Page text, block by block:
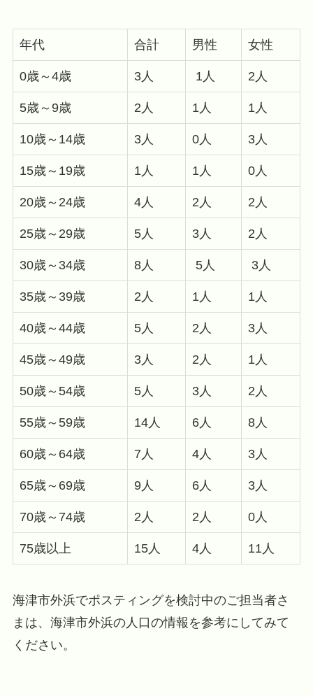
年代 合計 男性 女性
0歳～4歳 3人 1人 2人
5歳～9歳 2人 1人 1人
10歳～14歳 3人 0人 3人
15歳～19歳 1人 1人 0人
20歳～24歳 4人 2人 2人
25歳～29歳 5人 3人 2人
30歳～34歳 8人 5人 3人
35歳～39歳 2人 1人 1人
40歳～44歳 5人 2人 3人
45歳～49歳 3人 2人 1人
50歳～54歳 5人 3人 2人
55歳～59歳 14人 6人 8人
60歳～64歳 7人 4人 3人
65歳～69歳 9人 6人 3人
70歳～74歳 2人 2人 0人
75歳以上 15人 4人 11人
海津市外浜でポスティングを検討中のご担当者さ
まは、海津市外浜の人口の情報を参考にしてみて
ください。